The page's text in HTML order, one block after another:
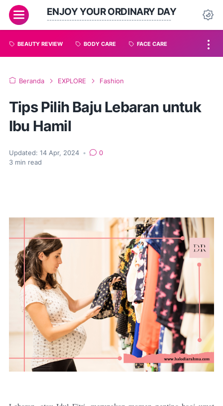
ENJOY YOUR ORDINARY DAY
--------------------------------------------------
BEAUTY REVIEW BODY CARE FACE CARE
Beranda EXPLORE Fashion
Tips Pilih Baju Lebaran untuk
Ibu Hamil
Updated: 14 Apr, 2024 •
0
3 min read